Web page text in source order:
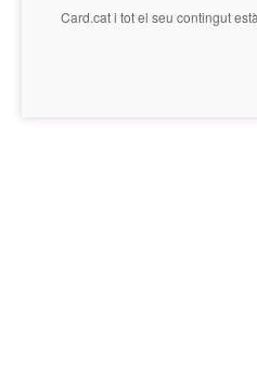
Card.cati tot el seu contingut